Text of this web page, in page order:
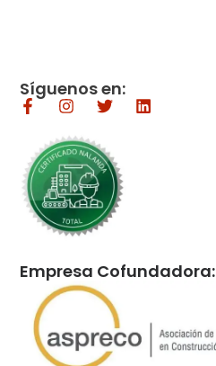
Síguenos en:
Empresa Cofundadora: